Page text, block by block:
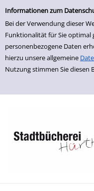
Einfache Suche
Informationen zum
Bei der Verwendung dieser
Funktionalität für Sie optimal
personenbezogene Daten
hierzu unsere allgemeine
Nutzung stimmen Sie diesen
zur Navigation springen
zum Inhalt springen
Zur Detailanzeige springen